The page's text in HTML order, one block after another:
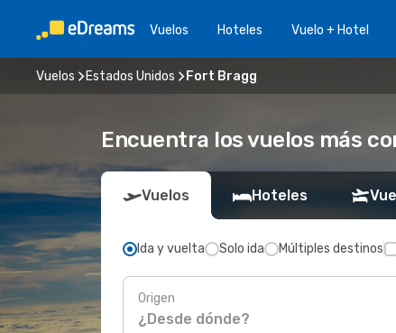
Vuelos Hoteles Vuelo + Hotel
Vuelos Estados Unidos Fort Bragg
Encuentra los vuelos más
Vuelos Hoteles
Ida y vuelta Solo ida Múltiples destinos
Origen